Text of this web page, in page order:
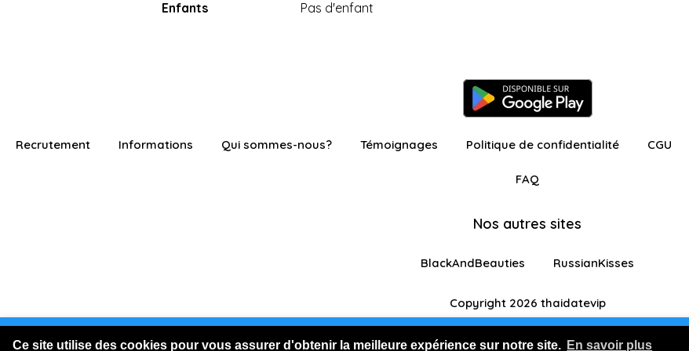
Ce site utilise des cookies pour vous assurer d'obtenir la meilleure expérience sur notre site. En savoir plus
Vous êtes connecté en visiteur avec fonctionnalités restreintes Je m'inscris
Enfants
Pas d'enfant
Recrutement Informations Qui sommes-nous? Témoignages Politique de confidentialité CGU
FAQ
Nos autres sites
BlackAndBeauties RussianKisses
Copyright 2026 thaidatevip